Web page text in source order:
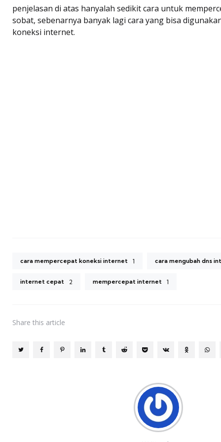
penjelasan di atas hanyalah sedikit cara untuk
sobat, sebenarnya banyak lagi cara yang bisa
koneksi internet.
cara mempercepat koneksi internet 1 cara mengubah dns
internet cepat 2 mempercepat internet 1
Share this article